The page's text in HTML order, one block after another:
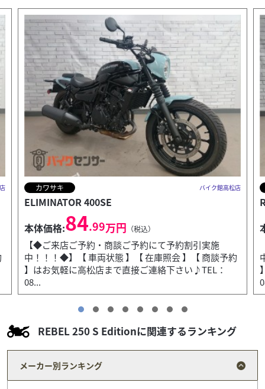
ホンダ バイク館高松店
REBEL 250
本体価格:39.99万円 （税込）
【◆ご来店ご予約・商談ご予約にて予約割引実施
中！！！◆】【 車両状態 】【 在庫照会 】【 商談予約
】はお気軽に高松店まで直接ご連絡下さい♪TEL：
08...
REBEL 250 S Editionに関連するランキング
メーカー別ランキング